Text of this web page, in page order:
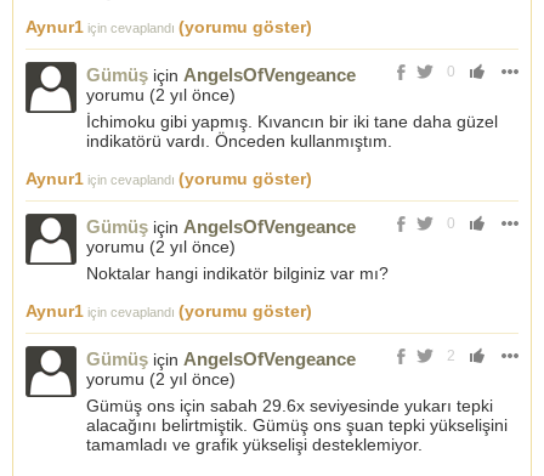
Aynur1 için cevaplandı (yorumu göster)
0
Gümüş için AngelsOfVengeance
yorumu (2 yıl önce)
İchimoku gibi yapmış. Kıvancın bir iki tane daha güzel
indikatörü vardı. Önceden kullanmıştım.
Aynur1 için cevaplandı (yorumu göster)
0
Gümüş için AngelsOfVengeance
yorumu (2 yıl önce)
Noktalar hangi indikatör bilginiz var mı?
Aynur1 için cevaplandı (yorumu göster)
2
Gümüş için AngelsOfVengeance
yorumu (2 yıl önce)
Gümüş ons için sabah 29.6x seviyesinde yukarı tepki
alacağını belirtmiştik. Gümüş ons şuan tepki yükselişini
tamamladı ve grafik yükselişi desteklemiyor.